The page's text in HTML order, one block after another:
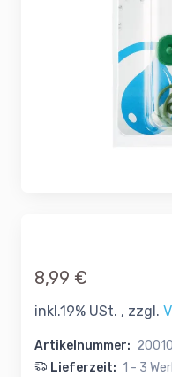
8,99 €
inkl.19% USt. , zzgl.
Artikelnummer:
Lieferzeit: 1 - 3